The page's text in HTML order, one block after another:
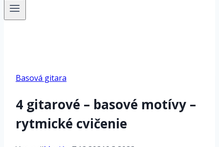
Basová gitara
4 gitarové – basové motívy –
rytmické cvičenie